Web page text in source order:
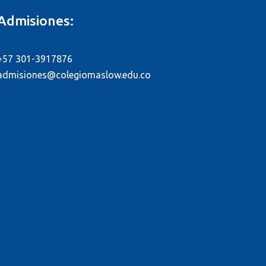
301-3917876